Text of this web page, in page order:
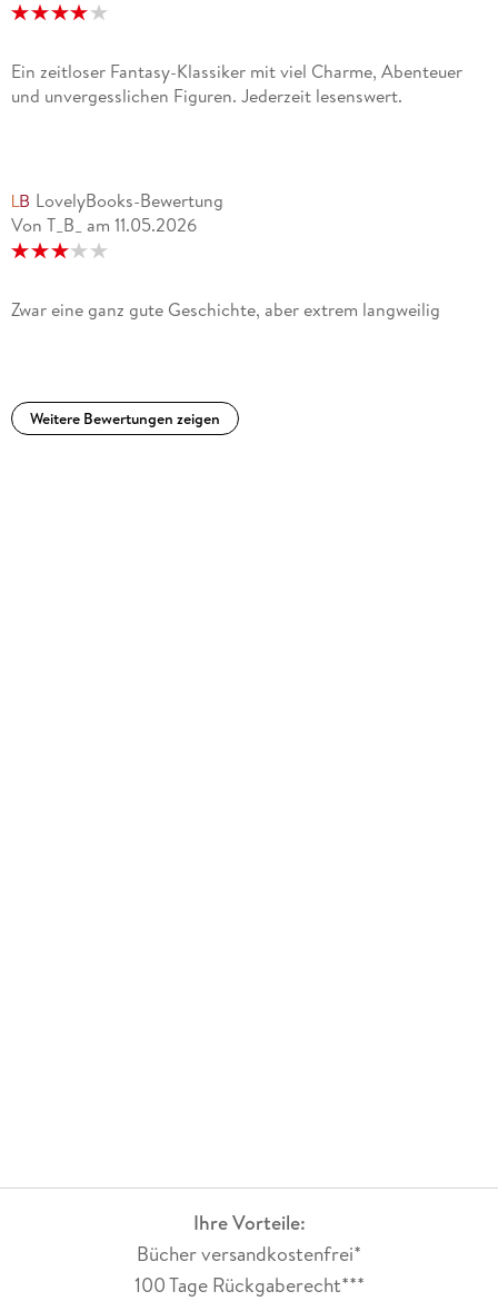
Ein zeitloser Fantasy-Klassiker mit viel Charme, Abenteuer
und unvergesslichen Figuren. Jederzeit lesenswert.
LovelyBooks-Bewertung
Von T_B_ am 11.05.2026
Zwar eine ganz gute Geschichte, aber extrem langweilig
Weitere Bewertungen zeigen
Ihre Vorteile:
Bücher versandkostenfrei*
100 Tage Rückgaberecht***